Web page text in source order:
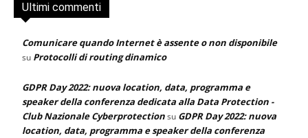
Ultimi commenti
Comunicare quando Internet è assente o non disponibile
su Protocolli di routing dinamico
GDPR Day 2022: nuova location, data, programma e
speaker della conferenza dedicata alla Data Protection -
Club Nazionale Cyberprotectionsu GDPR Day 2022: nuova
location, data, programma e speaker della conferenza